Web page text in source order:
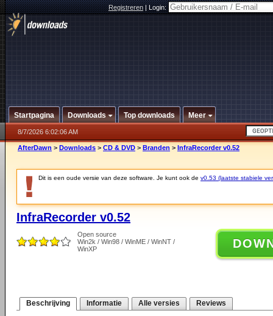
Registreren|Login:
Startpagina Downloads Top downloads Meer
8/7/2026 6:02:06 AM
AfterDawn > Downloads > CD & DVD > Branden > InfraRecorder v0.52
Dit is een oude versie van deze software. Je kunt ook de v0.53 (laatste stabiele
InfraRecorder v0.52
Open source
Win2k / Win98 / WinME / WinNT /
WinXP
Beschrijving Informatie Alle versies Reviews